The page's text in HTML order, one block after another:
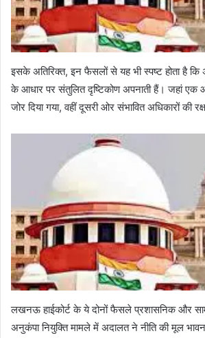
इसके अतिरिक्त, इन फैसलों से यह भी स्पष्ट होता है कि
के आधार पर संतुलित दृष्टिकोण अपनाती हैं। जहां एक
जोर दिया गया, वहीं दूसरी ओर संभावित अधिकारों की
लखनऊ हाईकोर्ट के ये दोनों फैसले प्रशासनिक और
अनुकंपा नियुक्ति मामले में अदालत ने नीति की मूल